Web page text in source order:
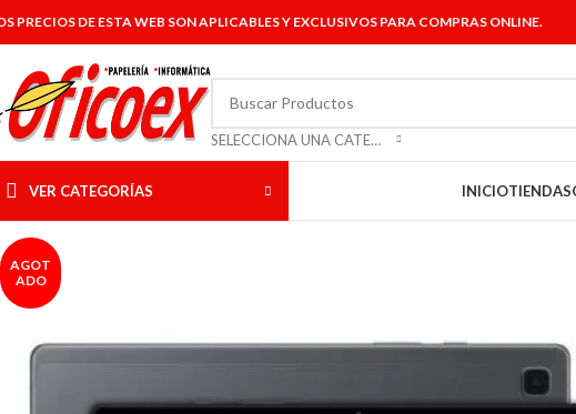
PRECIOS DE ESTA WEB SON APLICABLES Y EXCLUSIVOS PARA COMPRAS ONLINE.
SELECCIONA UNA CATEGORÍA
VER CATEGORÍAS INICIOTIENDA
AGOT
ADO